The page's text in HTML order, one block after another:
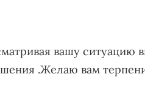
вашу ситуацию
.Желаю вам